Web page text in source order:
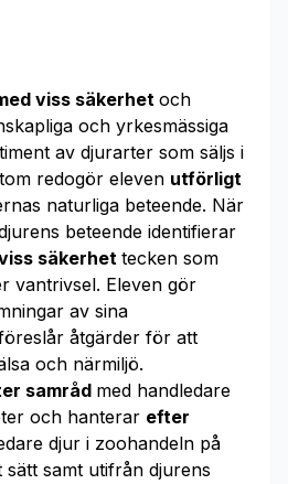
viss säkerhet och
och yrkesmässiga
av djurarter som säljs i
redogör eleven utförligt
naturliga beteende. När
beteende identifierar
säkerhettecken som
vantrivsel. Eleven gör
av sina
åtgärder för att
och närmiljö.
samråd med handledare
och hanterar efter
djur i zoohandeln på
samt utifrån djurens